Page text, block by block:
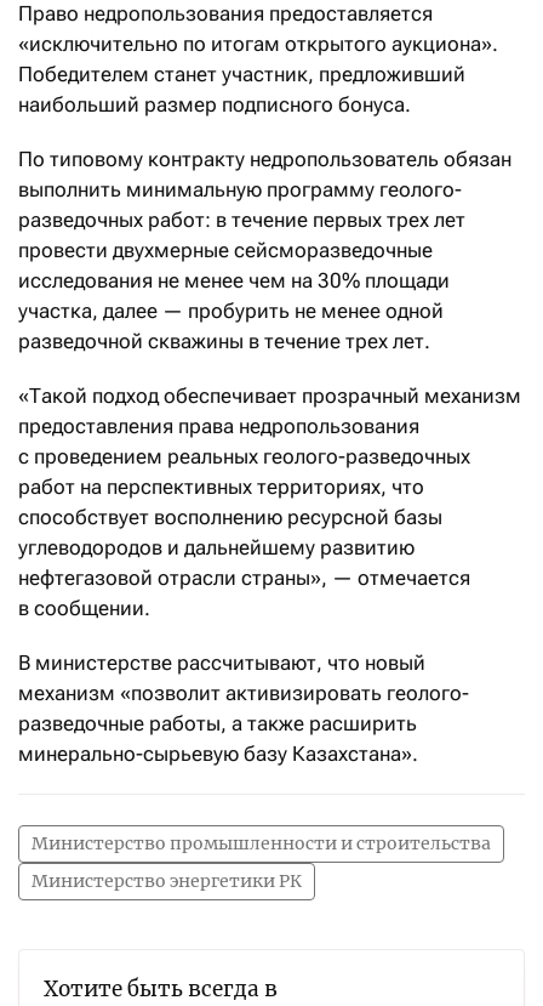
Право недропользования предоставляется
«исключительно по итогам открытого аукциона».
Победителем станет участник, предложивший
наибольший размер подписного бонуса.
По типовому контракту недропользователь обязан
выполнить минимальную программу геолого-
разведочных работ: в течение первых трех лет
провести двухмерные сейсморазведочные
исследования не менее чем на 30% площади
участка, далее — пробурить не менее одной
разведочной скважины в течение трех лет.
«Такой подход обеспечивает прозрачный механизм
предоставления права недропользования
с проведением реальных геолого-разведочных
работ на перспективных территориях, что
способствует восполнению ресурсной базы
углеводородов и дальнейшему развитию
нефтегазовой отрасли страны», — отмечается
в сообщении.
В министерстве рассчитывают, что новый
механизм «позволит активизировать геолого-
разведочные работы, а также расширить
минерально-сырьевую базу Казахстана».
Министерство промышленности и строительства
Министерство энергетики РК
Хотите быть всегда в